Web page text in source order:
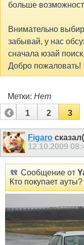
больше
Внимательно
забывай, у нас
сначала юзай
Добро пожаловать!
Метки: Нет
1
2 3
Figaro
12.10.2009
Сообщение от
Кто покупает